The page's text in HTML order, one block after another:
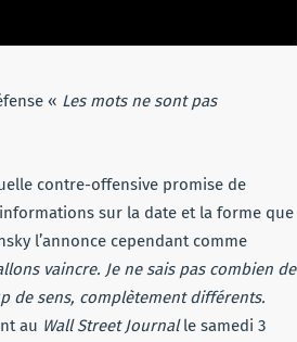
« Les mots ne sont pas
contre-offensive promise de
sur la date et la forme que
l’annonce cependant comme
vaincre. Je ne sais pas combien de
de sens, complètement différents.
au Wall Street Journalle samedi 3